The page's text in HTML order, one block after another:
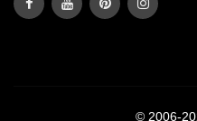
© 2006-